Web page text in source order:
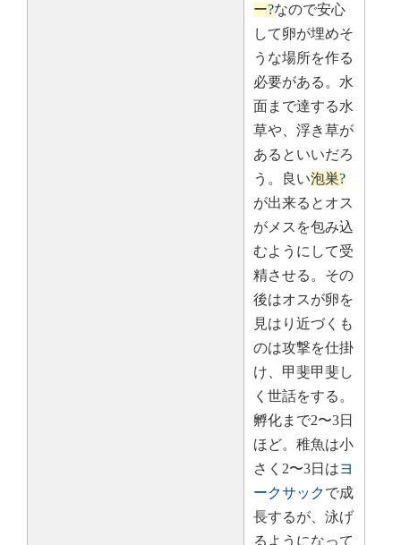
ー?なので安心
して卵が埋めそ
うな場所を作る
必要がある。水
面まで達する水
草や、浮き草が
あるといいだろ
う。良い泡巣?
が出来るとオス
がメスを包み込
むようにして受
精させる。その
後はオスが卵を
見はり近づくも
のは攻撃を仕掛
け、甲斐甲斐し
く世話をする。
孵化まで2〜3日
ほど。稚魚は小
さく2〜3日はヨ
ークサックで成
長するが、泳げ
るようになって